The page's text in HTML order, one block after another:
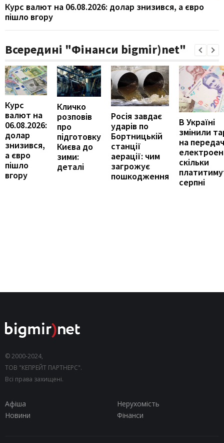
Курс валют на 06.08.2026: долар знизився, а євро
пішло вгору
Всередині "Фінанси bigmir)net"
Курс
валют на
06.08.2026:
долар
знизився,
а євро
пішло
вгору
Кличко
розповів
про
підготовку
Києва до
зими:
деталі
Росія завдає
ударів по
Бортницькій
станції
аерації: чим
загрожує
пошкодження
В Україні
змінили
на
скільки
серпні
© 2000-2024,
ТОВ "КЕПРЕЙТ ПАРТНЕРС".
Всі права захищені.
Афіша
Нерухомість
Новини
Фінанси